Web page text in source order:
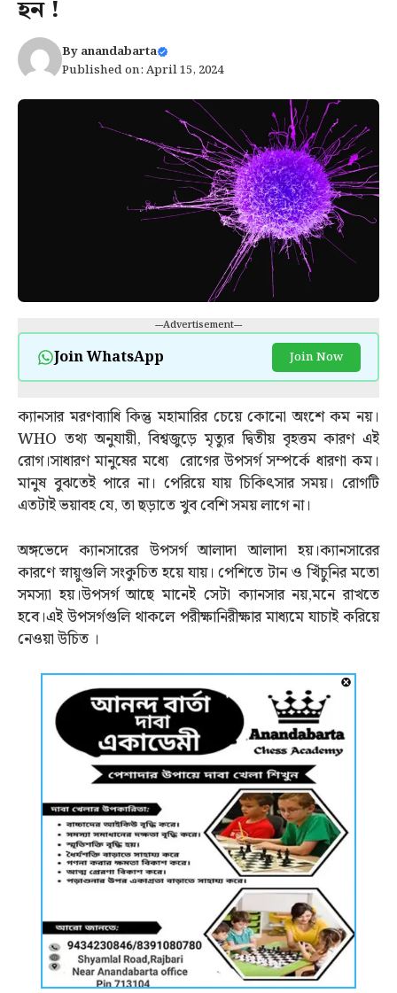
হন !
Byanandabarta
Published on: April 15, 2024
---Advertisement---
Join WhatsApp Join Now
ক্যানসার মরণব্যাধি কিন্তু মহামারির চেয়ে কোনো অংশে কম নয়।
WHO তথ্য অনুযায়ী, বিশ্বজুড়ে মৃত্যুর দ্বিতীয় বৃহত্তম কারণ এই
রোগ।সাধারণ মানুষের মধ্যে রোগের উপসর্গ সম্পর্কে ধারণা কম।
মানুষ বুঝতেই পারে না। পেরিয়ে যায় চিকিৎসার সময়। রোগটি
এতটাই ভয়াবহ যে, তা ছড়াতে খুব বেশি সময় লাগে না।
অঙ্গভেদে ক্যানসারের উপসর্গ আলাদা আলাদা হয়।ক্যানসারের
কারণে স্নায়ুগুলি সংকুচিত হয়ে যায়। পেশিতে টান ও খিঁচুনির মতো
সমস্যা হয়।উপসর্গ আছে মানেই সেটা ক্যানসার নয়,মনে রাখতে
হবে।এই উপসর্গগুলি থাকলে পরীক্ষানিরীক্ষার মাধ্যমে যাচাই করিয়ে
নেওয়া উচিত ।